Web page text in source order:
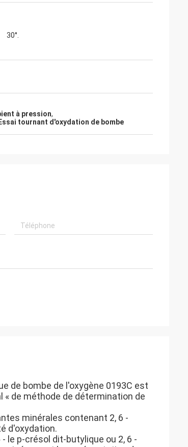
30°.
à pression,
Essai tournant d'oxydation de bombe
de bombe de l'oxygène 0193C est
de méthode de détermination de
minérales contenant 2, 6 -
d'oxydation.
le p-crésol dit-butylique ou 2, 6 -